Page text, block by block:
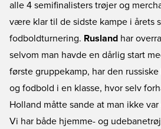
alle 4 semifinalisters trøjer og
være klar til de sidste kampe i årets
fodboldturnering. Rusland har
selvom man havde en dårlig start
første gruppekamp, har den
og fodbold i en klasse, hvor selv
Holland måtte sande at man ikke
Vi har både hjemme- og